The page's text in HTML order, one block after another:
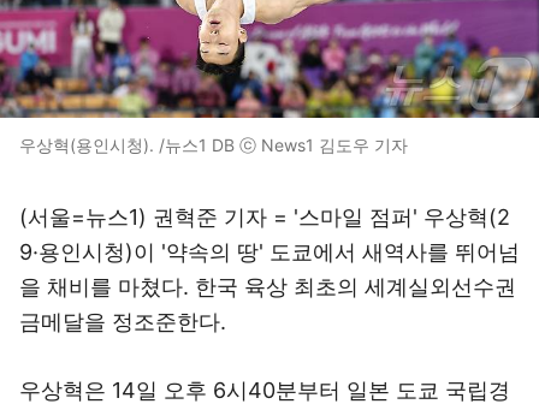
우상혁(용인시청). /뉴스1 DB ⓒ News1 김도우 기자
(서울=뉴스1) 권혁준 기자 = '스마일 점퍼' 우상혁(2
9·용인시청)이 '약속의 땅' 도쿄에서 새역사를 뛰어넘
을 채비를 마쳤다. 한국 육상 최초의 세계실외선수권
금메달을 정조준한다.
우상혁은 14일 오후 6시40분부터 일본 도쿄 국립경